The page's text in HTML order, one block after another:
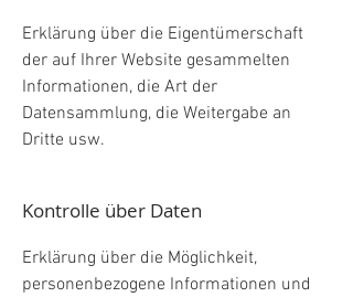
Erklärung über die Eigentümerschaft
der auf Ihrer Website gesammelten
Informationen, die Art der
Datensammlung, die Weitergabe an
Dritte usw.
Kontrolle über Daten
Erklärung über die Möglichkeit,
personenbezogene Informationen und